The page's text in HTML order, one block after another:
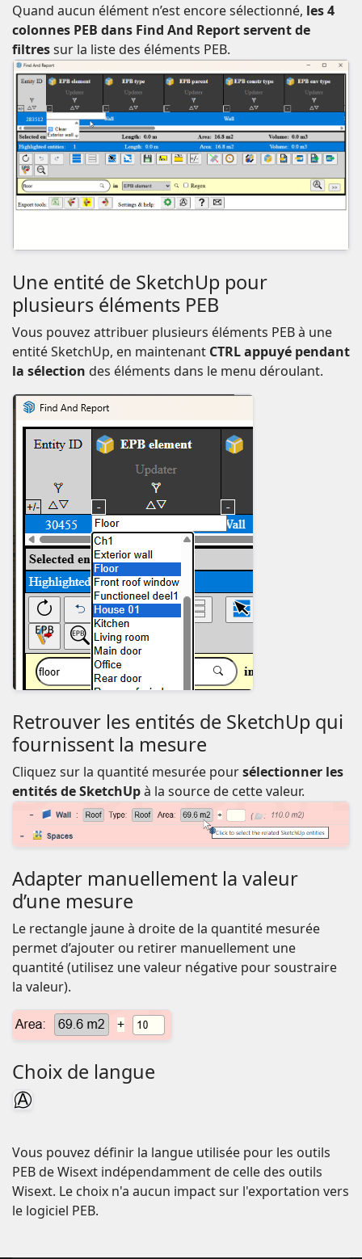
Quand aucun élément n’est encore sélectionné, les 4
colonnes PEB dans Find And Report servent de
filtressur la liste des éléments PEB.
Une entité de SketchUp pour
plusieurs éléments PEB
Vous pouvez attribuer plusieurs éléments PEB à une
entité SketchUp, en maintenant CTRL appuyé pendant
la sélection des éléments dans le menu déroulant.
Retrouver les entités de SketchUp qui
fournissent la mesure
Cliquez sur la quantité mesurée poursélectionner les
entités de SketchUpà la source de cette valeur.
Adapter manuellement la valeur
d’une mesure
Le rectangle jaune à droite de la quantité mesurée
permet d’ajouter ou retirer manuellement une
quantité (utilisez une valeur négative pour soustraire
la valeur).
Choix de langue
Vous pouvez définir la langue utilisée pour les outils
PEB de Wisext indépendamment de celle des outils
Wisext. Le choix n'a aucun impact sur l'exportation vers
le logiciel PEB.